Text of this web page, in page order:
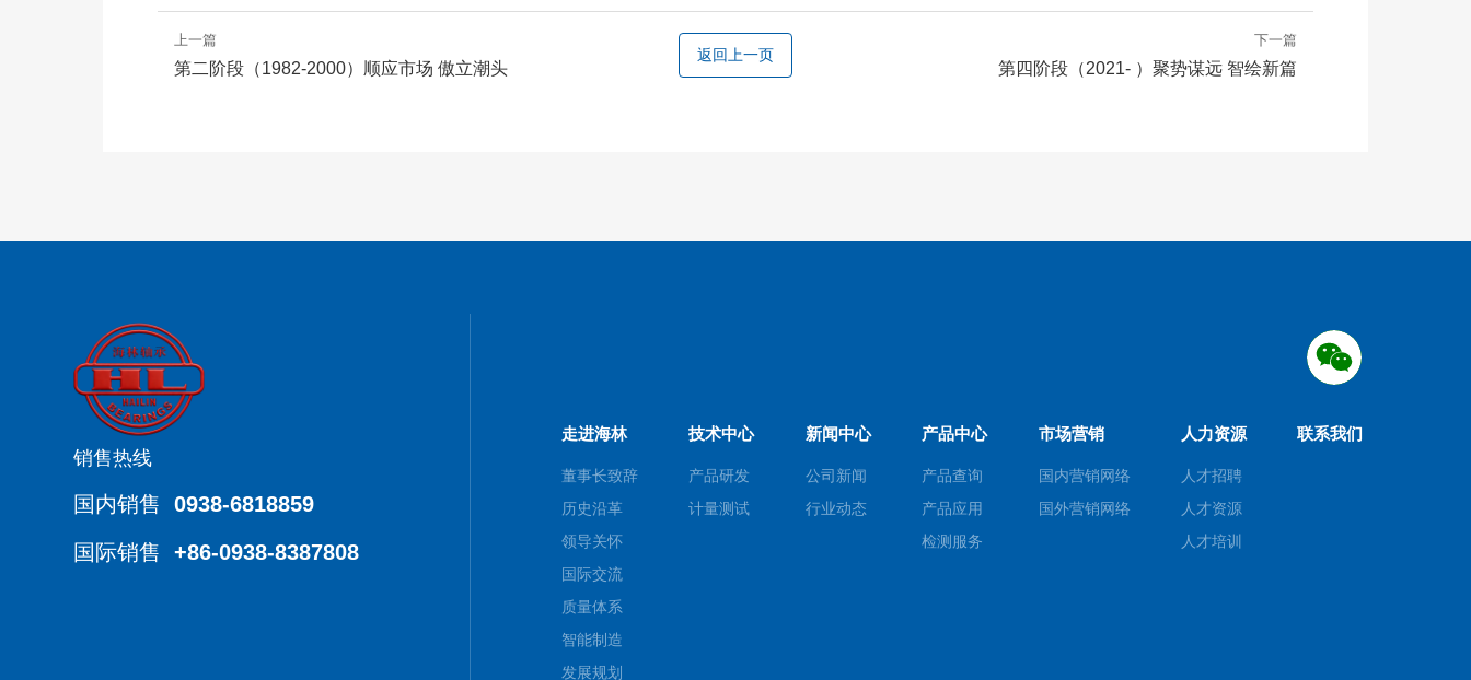
上一篇
第二阶段（1982-2000）顺应市场 傲立潮头
返回上一页
下一篇
第四阶段（2021- ）聚势谋远 智绘新篇
销售热线
国内销售
0938-6818859
国际销售
+86-0938-8387808
走进海林
董事长致辞
历史沿革
领导关怀
国际交流
质量体系
智能制造
发展规划
技术中心
产品研发
计量测试
新闻中心
公司新闻
行业动态
产品中心
产品查询
产品应用
检测服务
市场营销
国内营销网络
国外营销网络
人力资源
人才招聘
人才资源
人才培训
联系我们